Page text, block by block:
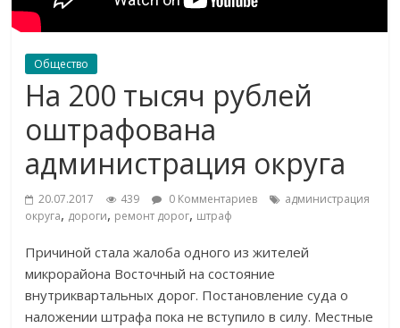
Общество
На 200 тысяч рублей
оштрафована
администрация округа
20.07.2017 439 0 Комментариев
администрация
округа, дороги, ремонт дорог, штраф
Причиной стала жалоба одного из жителей
микрорайона Восточный на состояние
внутриквартальных дорог. Постановление суда о
наложении штрафа пока не вступило в силу. Местные